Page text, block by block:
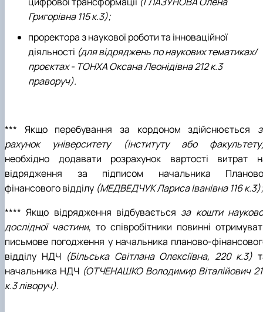
Григорівна 115 к.3);
проректора з наукової роботи та інноваційної
діяльності (для відряджень по наукових тематиках/
проєктах - ТОНХА Оксана Леонідівна 212 к.3
праворуч).
*** Якщо перебування за кордоном здійснюється
рахунок університету (інституту або
необхідно додавати розрахунок вартості витрат
відрядження за підписом начальника
фінансового відділу (МЕДВЕДЧУК Лариса Іванівна 116 к.3);
**** Якщо відрядження відбувається за кошти
дослідної частини, то співробітники повинні
письмове погодження у начальника планово-
відділу НДЧ (Більська Світлана Олексіївна, 220 к.3)
начальника НДЧ (ОТЧЕНАШКО Володимир Віталійович
к.3 ліворуч).